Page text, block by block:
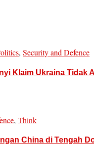
, Security and Defence
Klaim Ukraina Tidak
, Think
China di Tengah